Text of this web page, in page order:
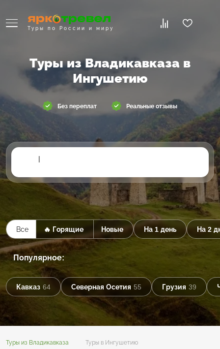
Туры по России и миру
Туры из Владикавказа в
Ингушетию
Без переплат Реальные отзывы
|
Все 🔥 Горящие Новые На 1 день На 2
Популярное:
Кавказ 64 Северная Осетия 55 Грузия 39
Туры из Владикавказа Туры в Ингушетию